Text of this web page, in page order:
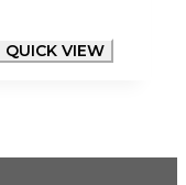
QUICK VIEW